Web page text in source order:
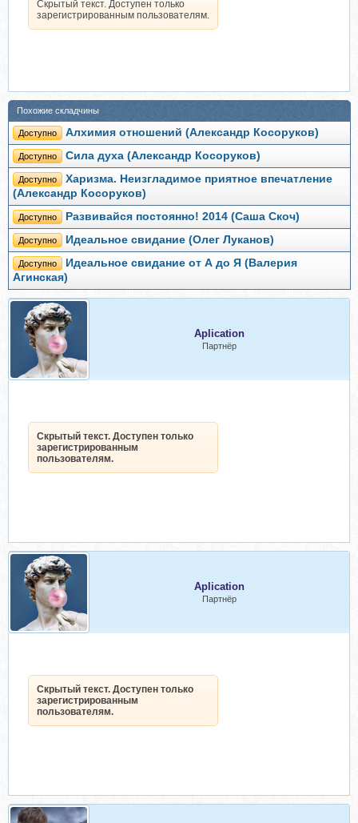
Скрытый текст. Доступен только
зарегистрированным пользователям.
Похожие складчины
Доступно Алхимия отношений (Александр Косоруков)
Доступно Сила духа (Александр Косоруков)
Доступно
Харизма. Неизгладимое приятное впечатление
(Александр Косоруков)
Доступно Развивайся постоянно! 2014 (Саша Скоч)
Доступно Идеальное свидание (Олег Луканов)
Доступно
Идеальное свидание от А до Я (Валерия
Агинская)
Aplication
Партнёр
Скрытый текст. Доступен только
зарегистрированным
пользователям.
Aplication
Партнёр
Скрытый текст. Доступен только
зарегистрированным
пользователям.